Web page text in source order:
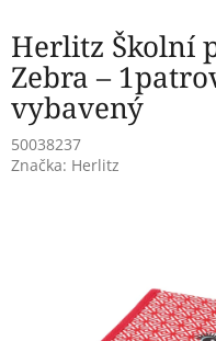
Herlitz Školní
Zebra –
vybavený
50038237
Značka: Herlitz